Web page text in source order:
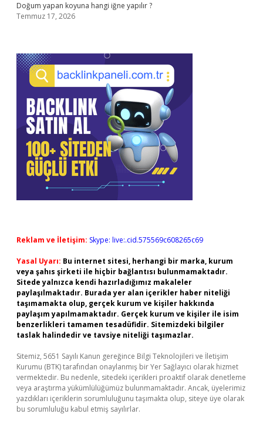
Doğum yapan koyuna hangi iğne yapılır ?
Temmuz 17, 2026
Reklam ve İletişim: Skype: live:.cid.575569c608265c69
Yasal Uyarı: Bu internet sitesi, herhangi bir marka, kurum
veya şahıs şirketi ile hiçbir bağlantısı bulunmamaktadır.
Sitede yalnızca kendi hazırladığımız makaleler
paylaşılmaktadır. Burada yer alan içerikler haber niteliği
taşımamakta olup, gerçek kurum ve kişiler hakkında
paylaşım yapılmamaktadır. Gerçek kurum ve kişiler ile isim
benzerlikleri tamamen tesadüfidir. Sitemizdeki bilgiler
taslak halindedir ve tavsiye niteliği taşımazlar.
Sitemiz, 5651 Sayılı Kanun gereğince Bilgi Teknolojileri ve İletişim
Kurumu (BTK) tarafından onaylanmış bir Yer Sağlayıcı olarak hizmet
vermektedir. Bu nedenle, sitedeki içerikleri proaktif olarak denetleme
veya araştırma yükümlülüğümüz bulunmamaktadır. Ancak, üyelerimiz
yazdıkları içeriklerin sorumluluğunu taşımakta olup, siteye üye olarak
bu sorumluluğu kabul etmiş sayılırlar.